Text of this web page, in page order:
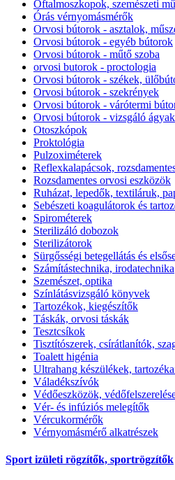
Oftalmoszkopok, szemészeti
Órás vérnyomásmérők
Orvosi bútorok - asztalok,
Orvosi bútorok - egyéb bútorok
Orvosi bútorok - műtő szoba
orvosi butorok - proctologia
Orvosi bútorok - székek,
Orvosi bútorok - szekrények
Orvosi bútorok - várótermi
Orvosi bútorok - vizsgáló ágyak
Otoszkópok
Proktológia
Pulzoximéterek
Reflexkalapácsok,
Rozsdamentes orvosi eszközök
Ruházat, lepedők, textiláruk,
Sebészeti koagulátorok és
Spirométerek
Sterilizáló dobozok
Sterilizátorok
Sürgősségi betegellátás és
Számítástechnika, irodatechnika
Szemészet, optika
Színlátásvizsgáló könyvek
Tartozékok, kiegészítők
Táskák, orvosi táskák
Tesztcsíkok
Tisztítószerek, csírátlanítók,
Toalett higénia
Ultrahang készülékek,
Váladékszívók
Védőeszközök,
Vér- és infúziós melegítők
Vércukormérők
Vérnyomásmérő alkatrészek
Sport izületi rögzítők, sportrögzítők